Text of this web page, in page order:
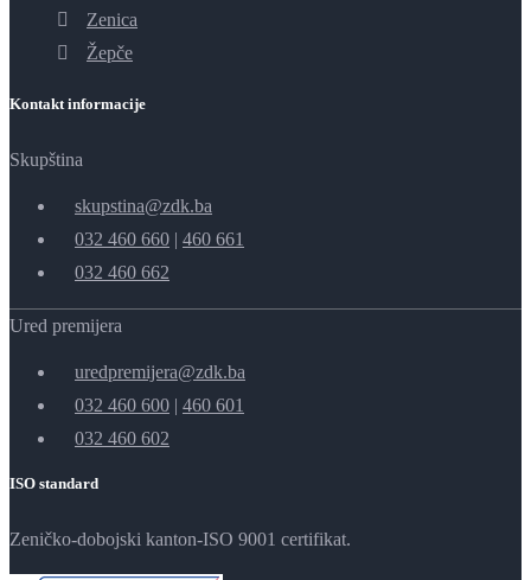
Zenica
Žepče
Kontakt informacije
Skupština
skupstina@zdk.ba
032 460 660 | 460 661
032 460 662
Ured premijera
uredpremijera@zdk.ba
032 460 600 | 460 601
032 460 602
ISO standard
Zeničko-dobojski kanton-ISO 9001 certifikat.